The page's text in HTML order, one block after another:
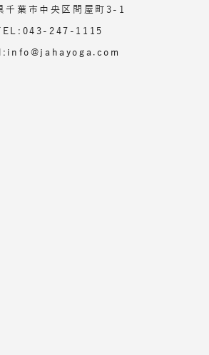
千葉市中央区問屋町3-1
TEL:043-247-1115